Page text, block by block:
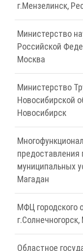
г.Мензелинск,
Министерство
Российской
Москва
Министерство
Новосибирской
Новосибирск
предоставления
муниципальных
Магадан
МФЦ городского
Областное